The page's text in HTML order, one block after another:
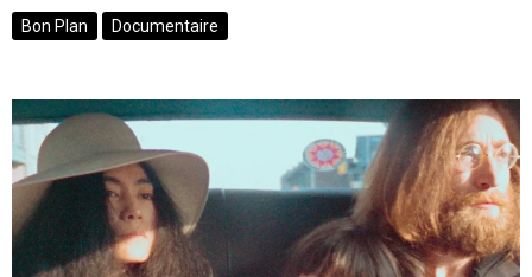
Bon Plan Documentaire